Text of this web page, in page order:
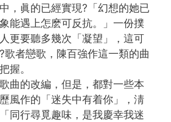
，眞的已經實現?「幻想的她已
能遇上怎麽可反抗。」一份撲
更要聽多幾次「凝望」，這可
歌者戀歌，陳百強作這一類的曲
握。
曲的改編，但是，都對一些本
風作的「迷失中有着你」，淸
同行尋覓趣味，是我慶幸我迷